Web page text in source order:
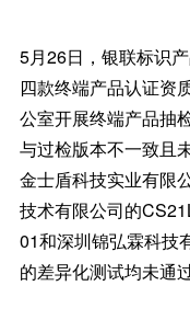
5月26日，银联标识
四款终端产品认证资
公室开展终端产品抽
与过检版本不一致且
金士盾科技实业有限
技术有限公司的
01和深圳锦弘霖科技
的差异化测试均未通过